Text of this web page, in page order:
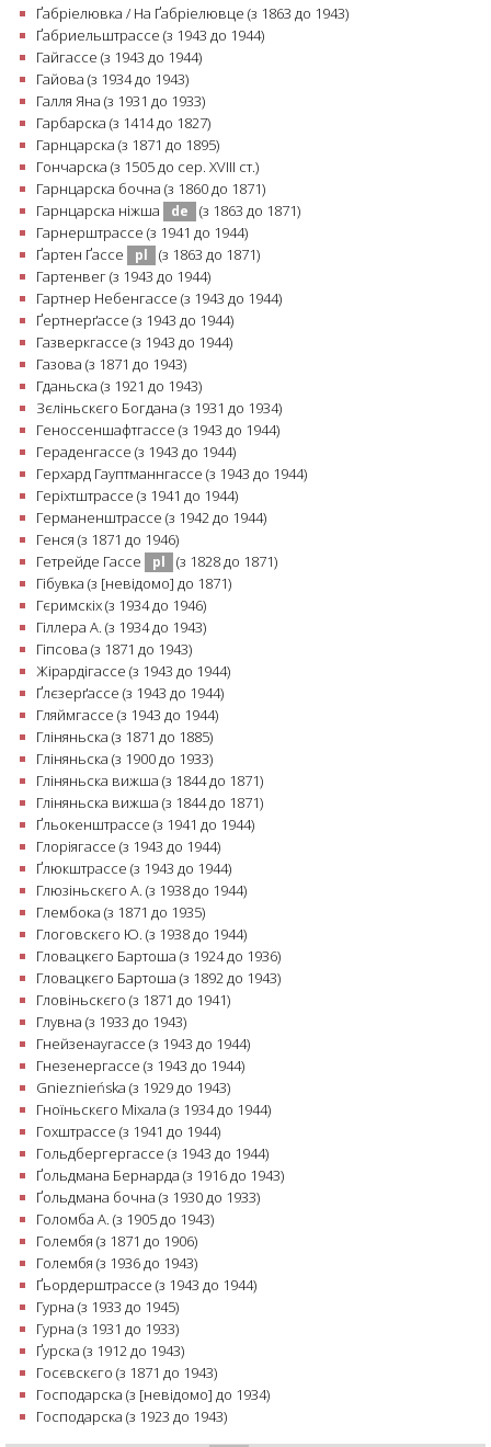
Ґабріелювка / На Ґабріелювце (з 1863 до 1943)
Ґабриельштрассе (з 1943 до 1944)
Гайгассе (з 1943 до 1944)
Гайова (з 1934 до 1943)
Галля Яна (з 1931 до 1933)
Гарбарска (з 1414 до 1827)
Гарнцарска (з 1871 до 1895)
Гончарска (з 1505 до сер. ХVIII cт.)
Гарнцарска бочна (з 1860 до 1871)
Гарнцарска ніжша
de
(з 1863 до 1871)
Гарнерштрассе (з 1941 до 1944)
Ґартен Ґассе
pl
(з 1863 до 1871)
Гартенвег (з 1943 до 1944)
Гартнер Небенгассе (з 1943 до 1944)
Ґертнерґассе (з 1943 до 1944)
Газверкгассе (з 1943 до 1944)
Газова (з 1871 до 1943)
Гданьска (з 1921 до 1943)
Зєліньскєго Богдана (з 1931 до 1934)
Геноссеншафтгассе (з 1943 до 1944)
Гераденгассе (з 1943 до 1944)
Герхард Гауптманнгассе (з 1943 до 1944)
Геріхтштрассе (з 1941 до 1944)
Германенштрассе (з 1942 до 1944)
Генся (з 1871 до 1946)
Гетрейде Гассе
pl
(з 1828 до 1871)
Гібувка (з [невідомо] до 1871)
Гєримскіх (з 1934 до 1946)
Гіллера А. (з 1934 до 1943)
Гіпсова (з 1871 до 1943)
Жірардігассе (з 1943 до 1944)
Ґлєзерґассе (з 1943 до 1944)
Гляймгассе (з 1943 до 1944)
Гліняньска (з 1871 до 1885)
Гліняньска (з 1900 до 1933)
Гліняньска вижша (з 1844 до 1871)
Гліняньска вижша (з 1844 до 1871)
Ґльокенштрассе (з 1941 до 1944)
Глоріягассе (з 1943 до 1944)
Ґлюкштрассе (з 1943 до 1944)
Глюзіньскєго А. (з 1938 до 1944)
Глембока (з 1871 до 1935)
Глоговскєго Ю. (з 1938 до 1944)
Гловацкєго Бартоша (з 1924 до 1936)
Гловацкєго Бартоша (з 1892 до 1943)
Гловіньскєго (з 1871 до 1941)
Глувна (з 1933 до 1943)
Гнейзенаугассе (з 1943 до 1944)
Гнезенергассе (з 1943 до 1944)
Gnieznieńska (з 1929 до 1943)
Гноїньскєго Міхала (з 1934 до 1944)
Гохштрассе (з 1941 до 1944)
Гольдбергергассе (з 1943 до 1944)
Ґольдмана Бернарда (з 1916 до 1943)
Ґольдмана бочна (з 1930 до 1933)
Голомба А. (з 1905 до 1943)
Голембя (з 1871 до 1906)
Голембя (з 1936 до 1943)
Ґьордерштрассе (з 1943 до 1944)
Гурна (з 1933 до 1945)
Гурна (з 1931 до 1933)
Ґурска (з 1912 до 1943)
Госєвскєго (з 1871 до 1943)
Господарска (з [невідомо] до 1934)
Господарска (з 1923 до 1943)